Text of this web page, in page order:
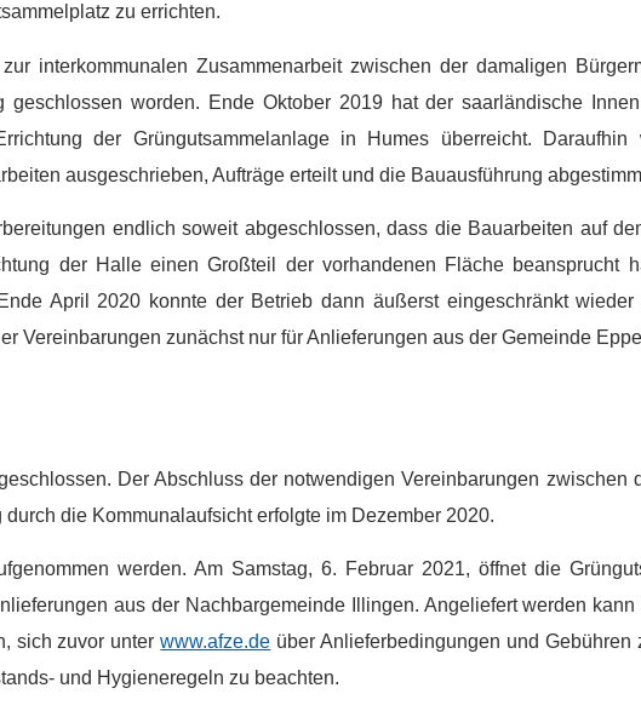
zu errichten.
interkommunalen Zusammenarbeit zwischen der damaligen
geschlossen worden. Ende Oktober 2019 hat der saarländische
der Grüngutsammelanlage in Humes überreicht. Daraufhin
ausgeschrieben, Aufträge erteilt und die Bauausführung
endlich soweit abgeschlossen, dass die Bauarbeiten auf
der Halle einen Großteil der vorhandenen Fläche beansprucht
April 2020 konnte der Betrieb dann äußerst eingeschränkt wieder
Vereinbarungen zunächst nur für Anlieferungen aus der Gemeinde
Der Abschluss der notwendigen Vereinbarungen zwischen
die Kommunalaufsicht erfolgte im Dezember 2020.
werden. Am Samstag, 6. Februar 2021, öffnet die
aus der Nachbargemeinde Illingen. Angeliefert werden
sich zuvor unterwww.afze.de über Anlieferbedingungen und Gebühren
und Hygieneregeln zu beachten.